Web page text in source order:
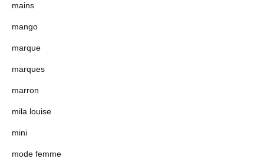
mains
mango
marque
marques
marron
mila louise
mini
mode femme